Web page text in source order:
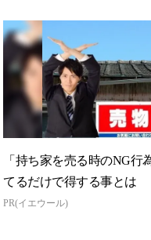
「持ち家を売る時のNG行
てるだけで得する事とは
PR(イエウール)